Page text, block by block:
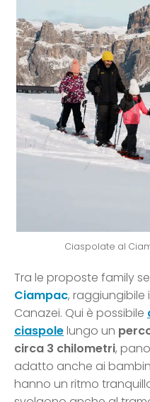
Ciaspolate al
Tra le proposte family
Ciampac,
Canazei. Qui è possibile
ciaspolelungo un
circa 3 chilometri,
adatto anche ai
hanno un ritmo